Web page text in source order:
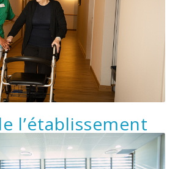
l’établissement